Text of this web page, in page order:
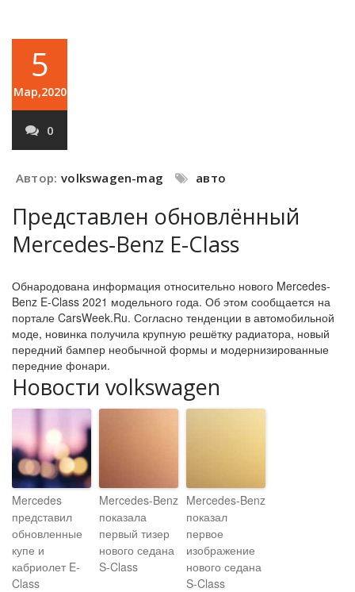
5
Мар,2020
0
Автор: volkswagen-mag авто
Представлен обновлённый
Mercedes-Benz E-Class
Обнародована информация относительно нового Mercedes-
Benz E-Class 2021 модельного года. Об этом сообщается на
портале CarsWeek.Ru. Согласно тенденции в автомобильной
моде, новинка получила крупную решётку радиатора, новый
передний бампер необычной формы и модернизированные
передние фонари.
Новости volkswagen
Mercedes
представил
обновленные
купе и
кабриолет E-
Class
Mercedes-Benz
показала
первый тизер
нового седана
S-Class
Mercedes-Benz
показал
первое
изображение
нового седана
S-Class